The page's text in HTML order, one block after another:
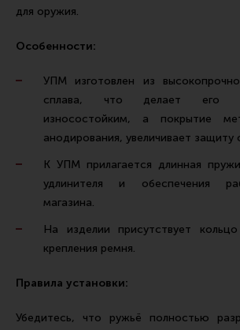
Чехлы, рюкзаки, сумки
Чистка, уход за оружием и релоадинг
Оружейная химия
Инструменты и другие аксессуары
Шомполы и наборы для чистки
Ершики, вишеры, переходники
Патчи
Релоадинг
Линия Огня Медиа
для оружия.
Особенности:
УПМ изготовлен из
сплава, что делает его
износостойким, а покрытие
анодирования, увеличивает защиту
К УПМ прилагается длинная
удлинителя и обеспечения
магазина.
На изделии присутствует
крепления ремня.
Правила установки:
Убедитесь, что ружьё полностью